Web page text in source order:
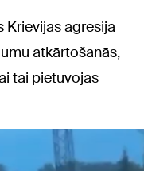
Krievijas agresija
atkārtošanās,
tai pietuvojas